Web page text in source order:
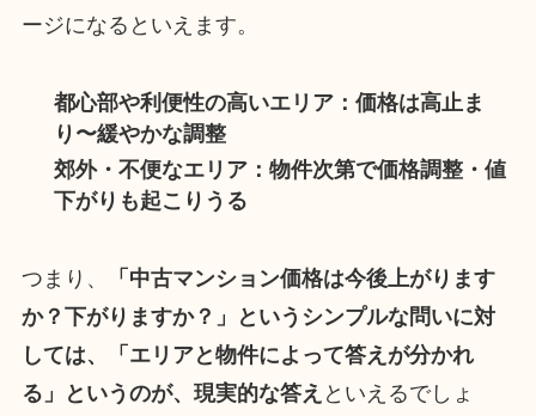
ージになるといえます。
都心部や利便性の高いエリア：価格は高止ま
り〜緩やかな調整
郊外・不便なエリア：物件次第で価格調整・値
下がりも起こりうる
つまり、
「中古マンション価格は今後上がります
か？下がりますか？」というシンプルな問いに対
しては、「エリアと物件によって答えが分かれ
る」というのが、現実的な答え といえるでしょ